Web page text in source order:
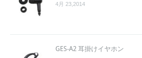
4月 23,2014
GES-A2 耳掛けイヤホン